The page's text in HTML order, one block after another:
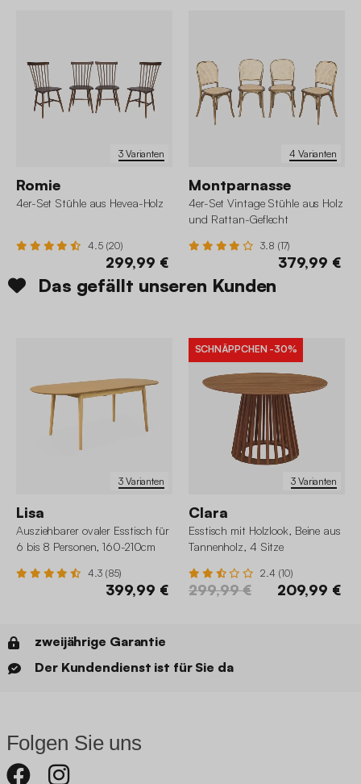
3 Varianten
Romie
4er-Set Stühle aus Hevea-Holz
4.5 (20)
299,99 €
4 Varianten
Montparnasse
4er-Set Vintage Stühle aus Holz
und Rattan-Geflecht
3.8 (17)
379,99 €
Das gefällt unseren Kunden
3 Varianten
Lisa
Ausziehbarer ovaler Esstisch für
6 bis 8 Personen, 160-210cm
4.3 (85)
399,99 €
3 Varianten
SCHNÄPPCHEN -30%
Clara
Esstisch mit Holzlook, Beine aus
Tannenholz, 4 Sitze
2.4 (10)
299,99 € 209,99 €
zweijährige Garantie
Der Kundendienst ist für Sie da
Folgen Sie uns